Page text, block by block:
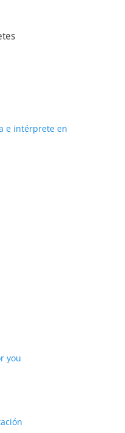
e intérprete en
you